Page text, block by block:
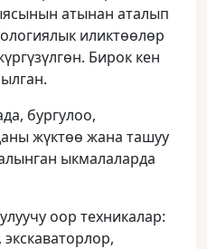
атынан аталып
иликтөөлөр
Бирок кен
бургулоо,
жүктөө жана ташуу
ыкмалаларда
оор техникалар: